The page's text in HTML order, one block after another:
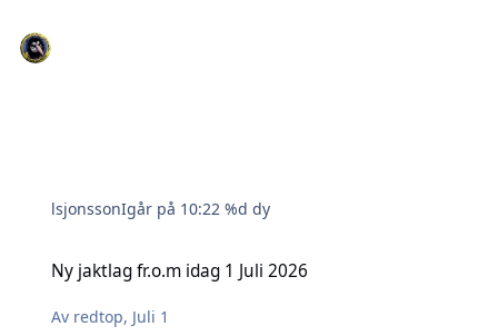
lsjonssonIgår på 10:22 %d dy
Ny jaktlag fr.o.m idag 1 Juli 2026
Av redtop, Juli 1